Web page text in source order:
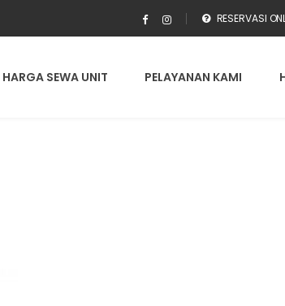
RESERVASI
HARGA SEWA UNIT PELAYANAN KAMI